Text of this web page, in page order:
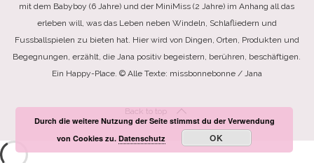
mit dem Babyboy (6 Jahre) und der MiniMiss (2 Jahre) im Anhang all das
erleben will, was das Leben neben Windeln, Schlafliedern und
Fussballspielen zu bieten hat. Hier wird von Dingen, Orten, Produkten und
Begegnungen, erzählt, die Jana positiv begeistern, berühren, beschäftigen.
Ein Happy-Place. © Alle Texte: missbonnebonne / Jana
Back to top
Durch die weitere Nutzung der Seite stimmst du der Verwendung
von Cookies zu.Datenschutz OK